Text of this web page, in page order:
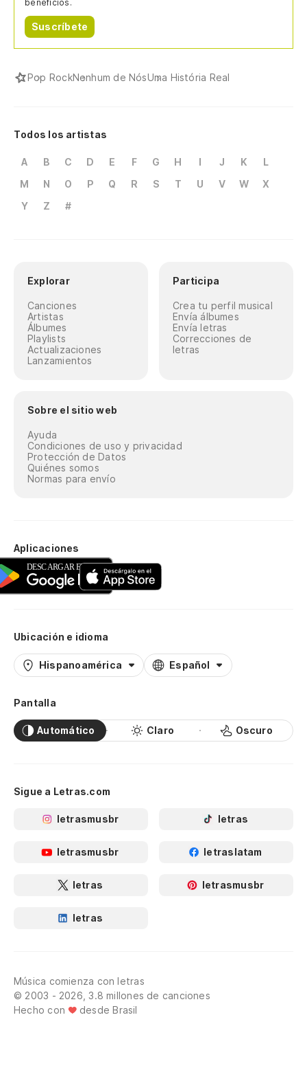
beneficios.
Suscríbete
Pop RockNenhum de NósUma História Real
Todos los artistas
A B C D E F G H I J K
L
M
N O P Q R S T U V W
X
Y
Z #
Explorar
Canciones
Artistas
Álbumes
Playlists
Actualizaciones
Lanzamientos
Participa
Crea tu perfil musical
Envía álbumes
Envía letras
Correcciones de
letras
Sobre el sitio web
Ayuda
Condiciones de uso y privacidad
Protección de Datos
Quiénes somos
Normas para envío
Aplicaciones
Ubicación e idioma
Hispanoamérica Español
Pantalla
Automático Claro Oscuro
Sigue a Letras.com
letrasmusbr letras
letrasmusbr letraslatam
letras letrasmusbr
letras
Música comienza con letras
© 2003 - 2026, 3.8 millones de canciones
Hecho con
desde Brasil